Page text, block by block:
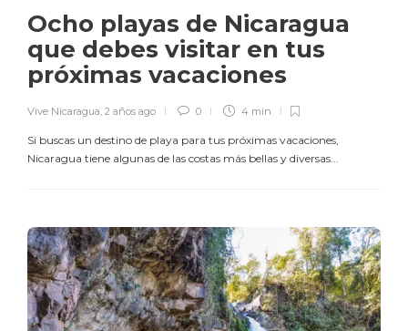
Ocho playas de Nicaragua
que debes visitar en tus
próximas vacaciones
Vive Nicaragua, 2 años ago 0 4 min
Si buscas un destino de playa para tus próximas vacaciones,
Nicaragua tiene algunas de las costas más bellas y diversas...